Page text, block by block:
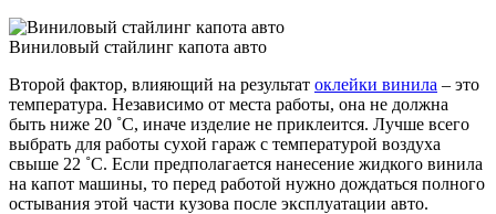
Виниловый стайлинг капота авто
Второй фактор, влияющий на результат оклейки винила – это
температура. Независимо от места работы, она не должна
быть ниже 20 ˚C, иначе изделие не приклеится. Лучше всего
выбрать для работы сухой гараж с температурой воздуха
свыше 22 ˚C. Если предполагается нанесение жидкого винила
на капот машины, то перед работой нужно дождаться полного
остывания этой части кузова после эксплуатации авто.